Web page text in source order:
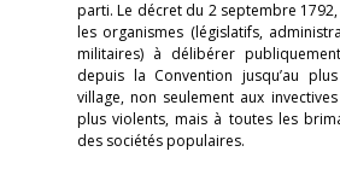
parti. Le décret du 2 septembre
les organismes (législatifs,
militaires) à délibérer
depuis la Convention jusqu’au
village, non seulement aux
plus violents, mais à toutes les
des sociétés populaires.